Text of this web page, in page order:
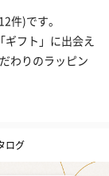
件)です。
ギフト」に出会え
わりのラッピン
ログ